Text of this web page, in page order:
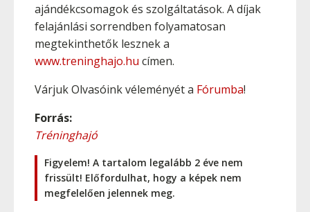
ajándékcsomagok és szolgáltatások. A díjak
felajánlási sorrendben folyamatosan
megtekinthetők lesznek a
www.treninghajo.hu címen.
Várjuk Olvasóink véleményét a Fórumba!
Forrás:
Tréninghajó
Figyelem! A tartalom legalább 2 éve nem
frissült! Előfordulhat, hogy a képek nem
megfelelően jelennek meg.